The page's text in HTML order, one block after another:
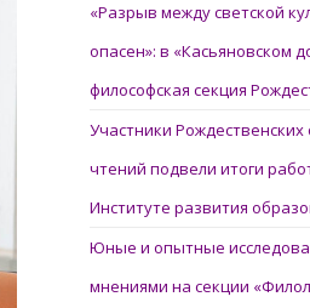
«Разрыв между светской
опасен»: в «Касьяновском
философская секция
Участники
чтений подвели итоги
Институте развития
Юные и опытные
мнениями на секции